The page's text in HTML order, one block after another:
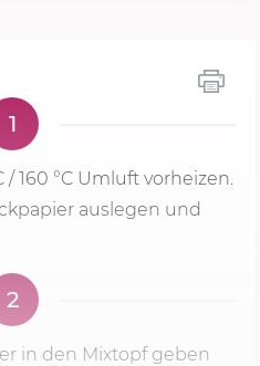
1
/ 160 °C Umluft vorheizen.
auslegen und
2
in den Mixtopf geben